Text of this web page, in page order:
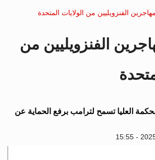
الفنزويليين من الولايات المتحدة
الفنزويليين من
العليا تسمح لترامب برفع الحماية عن